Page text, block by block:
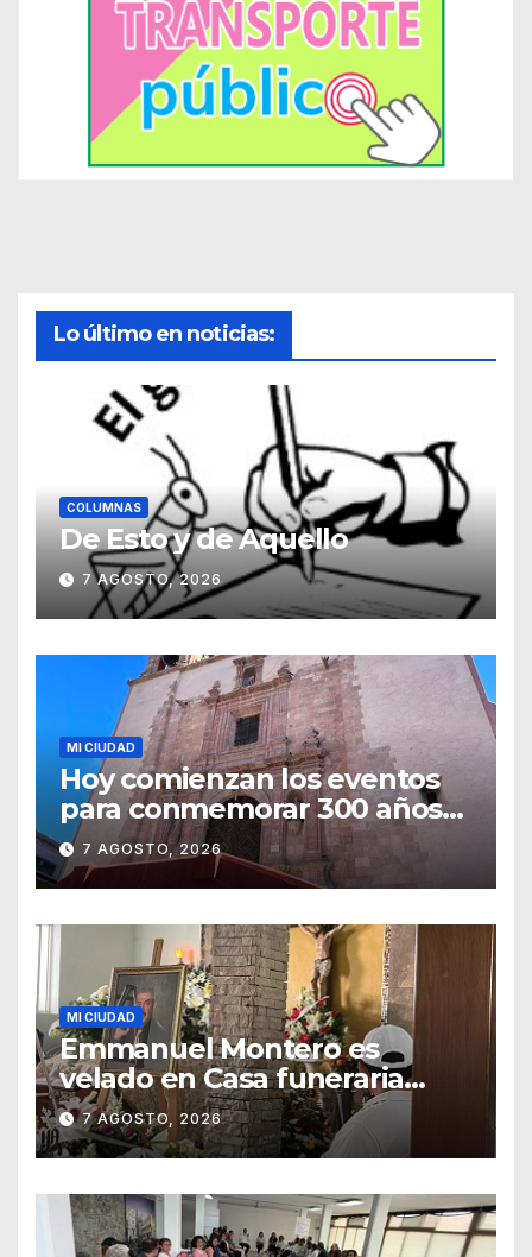
Lo último en noticias:
COLUMNAS
De Esto y de Aquello
7 AGOSTO, 2026
MI CIUDAD
Hoy comienzan los eventos
para conmemorar 300 años
del templo de San Roque
7 AGOSTO, 2026
MI CIUDAD
Emmanuel Montero es
velado en Casa funeraria
Forasté
7 AGOSTO, 2026